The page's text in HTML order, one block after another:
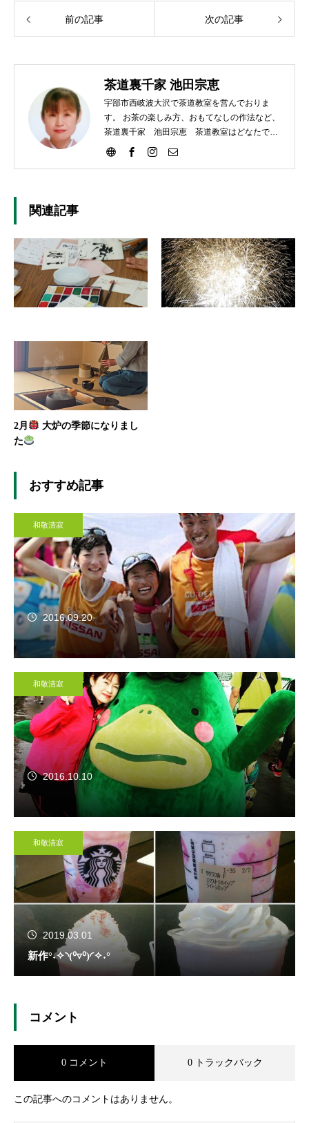
前の記事 次の記事
茶道裏千家 池田宗恵
宇部市西岐波大沢で茶道教室を営んでおりま
す。 お茶の楽しみ方、おもてなしの作法など、
茶道裏千家 池田宗恵 茶道教室はどなたでも
ご参加いただけます。
関連記事
2月
大炉の季節になりまし
た
おすすめ記事
和敬清寂
2016.09.20
和敬清寂
2016.10.10
和敬清寂
2019.03.01
新作°˖✧◝(⁰▿⁰)◜✧˖°
コメント
0 コメント 0 トラックバック
この記事へのコメントはありません。